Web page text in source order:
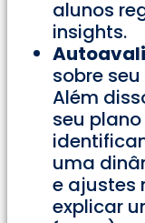
alunos
insights.
sobre
Além
seu
uma
e ajustes
explicar